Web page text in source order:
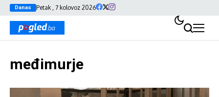
Danas Petak , 7 kolovoz 2026
međimurje